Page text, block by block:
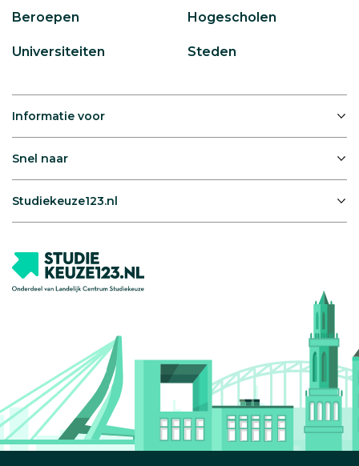
Beroepen Hogescholen
Universiteiten Steden
Informatie voor
Snel naar
Studiekeuze123.nl